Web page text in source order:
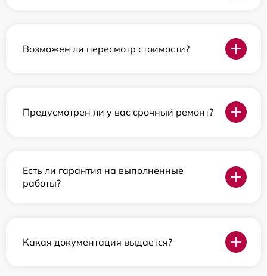
Возможен ли пересмотр стоимости?
Предусмотрен ли у вас срочный ремонт?
Есть ли гарантия на выполненные
работы?
Какая документация выдается?